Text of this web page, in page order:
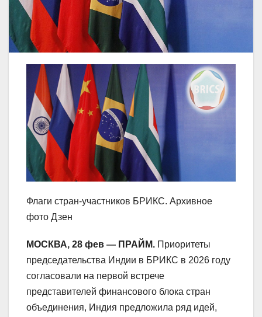
Флаги стран-участников БРИКС. Архивное
фото Дзен
МОСКВА, 28 фев — ПРАЙМ. Приоритеты
председательства Индии в БРИКС в 2026 году
согласовали на первой встрече
представителей финансового блока стран
объединения, Индия предложила ряд идей,